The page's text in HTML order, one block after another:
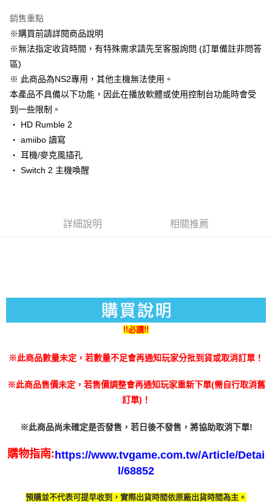
流程，驗證手機門號後，選擇欲分期的期數、繳款截止日，確認付款後即完
成交易。
3.實際核准額度、可分期數及費用金額請依後續交易確認頁面所載為準。
4.訂單成立30分鐘內，如未前往確認交易或遇審核未通過，訂單將自動取
消。如遇「轉專審核」未通過狀況，表示未達大哥付你分期系統評分，恕無
【繳款方式說明】
1.分期款項不併入電信帳單，「大哥付你分期」於每月結算日後寄送繳費提
醒簡訊。
2.透過簡訊連結打開帳單後，可選擇「超商條碼／台灣大直營門市／銀行轉
帳／街口支付／iPASS MONEY」等通路繳費。
1.本服務係由「台灣大哥大股份有限公司」（以下簡稱本公司）所提供，讓
用戶於交易時，得透過本服務購買商品或服務，並由商店將買賣／分期付款
3.完整用戶服務條款，請詳閱以下連結：
https://oppay.tw/userRule
【關於「AFTEE先享後付」】
AFTEE先享後付是「在收到商品之後才付款」的支付方式。 讓您購物簡單
便利好安心！
１．簡單：不需註冊會員、不需綁卡、不需儲值。
２．便利：只要手機號碼，簡訊認證，即可結帳。
３．安心：先確認商品／服務後，再付款。
【「AFTEE先享後付」結帳流程】
１．於結帳方式選擇「AFTEE先享後付」後，將跳轉至「AFTEE先享後付」
結帳頁面，進行簡訊認證並確認金額後，即可完成結帳。
３．收到繳費通知簡訊後14天內，點擊此簡訊中的連結，可透過四大超商／
ATM／網路銀行／等多元方式進行付款，方視為交易完成。
※ 請注意：結帳手續完成當下不需立刻繳費，但若您需要取消訂單，請聯絡
購買商品的店家。未經商家同意取消之訂單仍視為有效，需透過AFTEE先享
客戶支援中心」https://netprotections.freshdesk.com/support/home
３．未成年的使用者請事先徵得法定代理人或監護人之同意方可使用
「AFTEE先享後付」，若未經同意申辦者引起之損失，本公司不負相關責
請求用戶進行身份認證。
恩沛科技股份有限公司將有權停止該用戶之使用額度並採取法律行動。
運送方式
全家付款取貨
每筆NT$60，滿NT$1,490(含以上)免運費
付款後全家取貨
每筆NT$55，滿NT$1,390(含以上)免運費
萊爾富取貨付款
每筆NT$60，滿NT$1,490(含以上)免運費
付款後萊爾富取貨
每筆NT$60，滿NT$1,490(含以上)免運費
銷售重點
※購買前請詳閱商品說明
※無法指定收貨時間，有特殊需求請先至客服詢問 (訂單備註非問答
區)
※ 此商品為NS2專用，其他主機無法使用。
本產品不具備以下功能，因此在播放軟體或使用控制台功能時會受
到一些限制。
・ HD Rumble 2
・ amiibo 讀寫
・ 耳機/麥克風插孔
・ Switch 2 主機喚醒
詳細說明 相關推薦
!!必讀!!
※此商品數量未定，若數量不足會再通知玩家分批到貨或取消訂單！
※此商品售價未定，若售價調整會再通知玩家重新下單(需自行取消舊
訂單)！
※此商品尚未確定是否發售，若日後不發售，將協助取消下單!
購物指南:https://www.tvgame.com.tw/Article/Detai
l/68852
預購並不代表可提早收到，實際出貨時間依原廠出貨時間為主。